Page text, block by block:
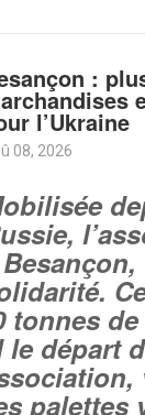
:
l’Ukraine
08, 2026
départ
palettes